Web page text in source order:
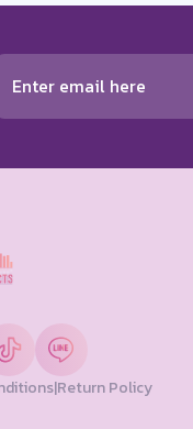
|Return Policy